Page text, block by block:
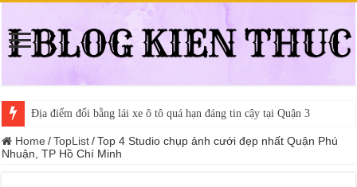
Địa điểm đổi bằng lái xe ô tô quá hạn đáng tin cậy tại Quận 3
Home / TopList / Top 4 Studio chụp ảnh cưới đẹp nhất Quận Phú
Nhuận, TP Hồ Chí Minh